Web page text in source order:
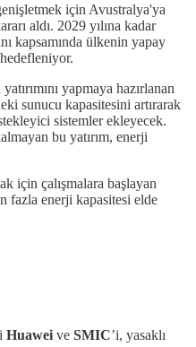
için Avustralya'ya
aldı. 2029 yılına kadar
kapsamında ülkenin yapay
yapmaya hazırlanan
sunucu kapasitesini artırarak
sistemler ekleyecek.
bu yatırım, enerji
için çalışmalara başlayan
fazla enerji kapasitesi elde
Huawei ve SMIC’i, yasaklı